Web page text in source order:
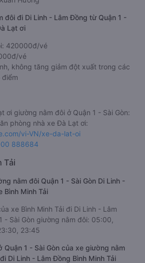
đôi đi Di Linh - Lâm Đồng từ Quận 1 -
Lạt ơi
420000đ/vé
vé
không tăng giảm đột xuất trong các
điểm
ơi giường nằm đôi ở Quận 1 - Sài Gòn:
phòng nhà xe Đà Lạt ơi:
vi-VN/xe-da-lat-oi
888684
Tải
nằm đôi Quận 1 - Sài Gòn Di Linh -
Bình Minh Tải
xe Bình Minh Tải đi Di Linh - Lâm
- Sài Gòn giường nằm đôi: 05:00,
23:45
Quận 1 - Sài Gòn của xe giường nằm
Di Linh - Lâm Đồng Bình Minh Tải